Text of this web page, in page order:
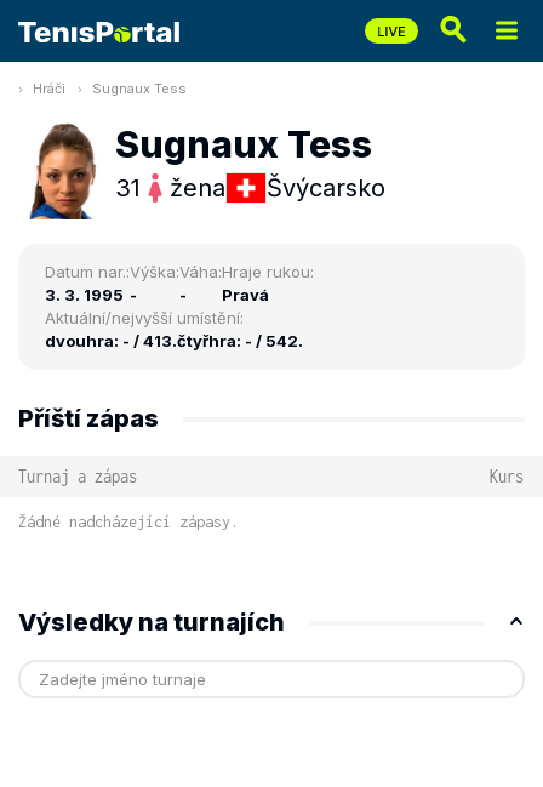
Hráči Sugnaux Tess
Sugnaux Tess
31 žena Švýcarsko
Datum nar.:
3. 3. 1995
Výška:
-
Váha:
-
Hraje rukou:
Pravá
Aktuální/nejvyšší umístění:
dvouhra: - / 413.čtyřhra: - / 542.
Příští zápas
Turnaj a zápas Kurs
Žádné nadcházející zápasy.
Výsledky na turnajích